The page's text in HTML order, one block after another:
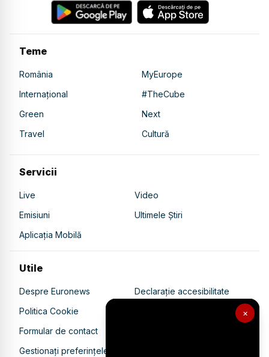
×
Teme
România
MyEurope
Internațional
#TheCube
Green
Next
Travel
Cultură
Servicii
Live
Video
Emisiuni
Ultimele Știri
Aplicația Mobilă
Utile
Despre Euronews
Declarație accesibilitate
Politica Cookie
Politica de confidențialitate
Formular de contact
Gestionați preferințele